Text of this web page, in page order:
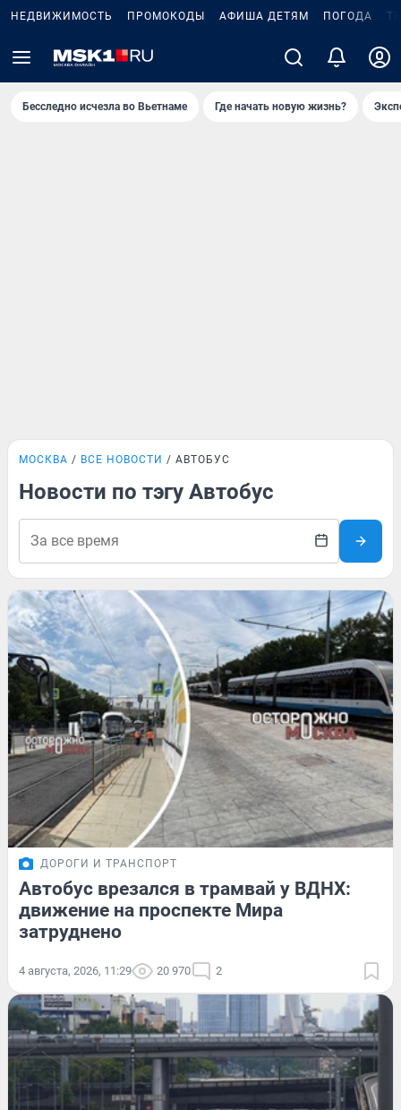
НЕДВИЖИМОСТЬ ПРОМОКОДЫ АФИША ДЕТЯМ ПОГОДА
Бесследно исчезла во Вьетнаме Где начать новую жизнь?
МОСКВА ВСЕ НОВОСТИ АВТОБУС
Новости по тэгу Автобус
ДОРОГИ И ТРАНСПОРТ
Автобус врезался в трамвай у ВДНХ:
движение на проспекте Мира
затруднено
4 августа, 2026, 11:29 20 970 2